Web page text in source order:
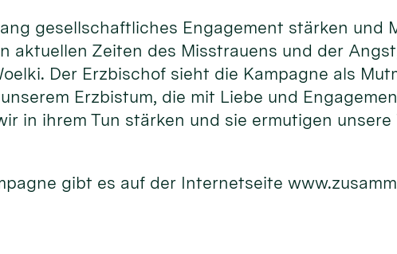
gesellschaftliches Engagement stärken und
aktuellen Zeiten des Misstrauens und der
Der Erzbischof sieht die Kampagne als
Erzbistum, die mit Liebe und
in ihrem Tun stärken und sie ermutigen
gibt es auf der Internetseite